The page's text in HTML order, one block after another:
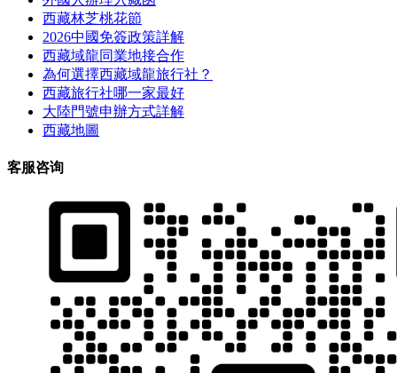
西藏林芝桃花節
2026中國免簽政策詳解
西藏域龍同業地接合作
為何選擇西藏域龍旅行社？
西藏旅行社哪一家最好
大陸門號申辦方式詳解
西藏地圖
客服咨询